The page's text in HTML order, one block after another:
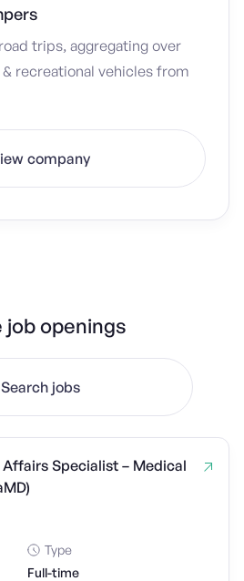
trips, aggregating over
recreational vehicles from
company
job openings
Search jobs
Specialist – Medical
Type
Full-time